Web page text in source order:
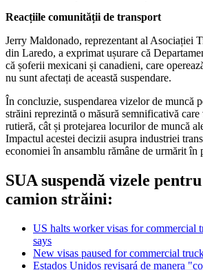
Reacțiile comunității de transport
Jerry Maldonado, reprezentant al Asociației
din Laredo, a exprimat ușurare că
că șoferii mexicani și canadieni, care
nu sunt afectați de această suspendare.
În concluzie, suspendarea vizelor de muncă
străini reprezintă o măsură semnificativă care
rutieră, cât și protejarea locurilor de muncă
Impactul acestei decizii asupra industriei
economiei în ansamblu rămâne de urmărit în
SUA suspendă vizele
camion străini:
US halts worker visas for commercial
says
New visas paused for commercial
Estados Unidos revisará de manera